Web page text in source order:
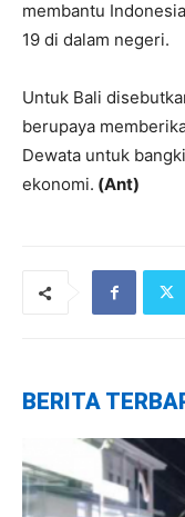
membantu
19 di dalam negeri.
Untuk Bali
berupaya
Dewata untuk
ekonomi. (Ant)
BERITA